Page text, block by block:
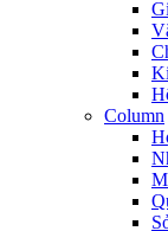
Column